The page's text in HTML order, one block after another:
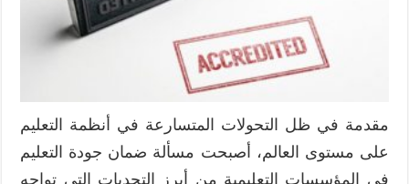
جودة
التعليم
في
القرن
والعشرين
مغلقة
مقدمة في ظل التحولات المتسارعة في أنظمة التعليم
على مستوى العالم، أصبحت مسألة ضمان جودة التعليم
في المؤسسات التعليمية من أبرز التحديات التي تواجه